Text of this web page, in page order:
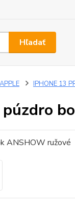
Hľadať
APPLE IPHONE 13